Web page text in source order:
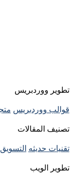
تطوير ووردبريس
قوالب ووردبريس
تصنيف المقالات
تقنيات حديثه
تطوير الويب